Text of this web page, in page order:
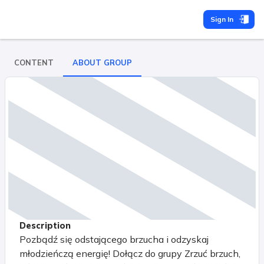
Sign In
CONTENT ABOUT GROUP
Description
Pozbądź się odstającego brzucha i odzyskaj
młodzieńczą energię! Dołącz do grupy Zrzuć brzuch,